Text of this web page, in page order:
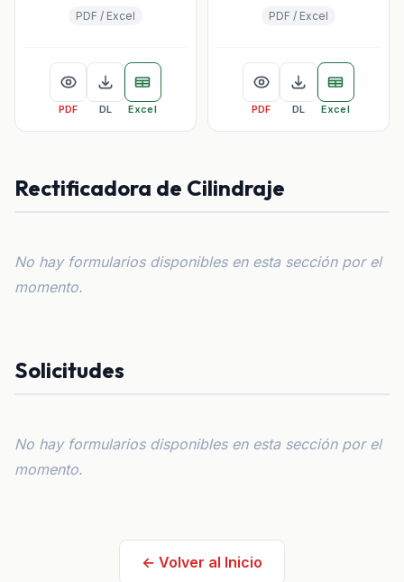
PDF / Excel
PDF DL Excel
PDF / Excel
PDF DL Excel
Rectificadora de Cilindraje
No hay formularios disponibles en esta sección por el
momento.
Solicitudes
No hay formularios disponibles en esta sección por el
momento.
← Volver al Inicio